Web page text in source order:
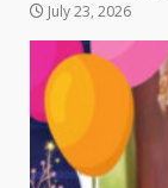
July 23, 2026